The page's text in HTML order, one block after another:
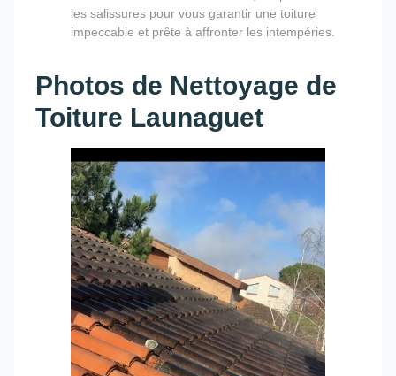
les salissures pour vous garantir une toiture
impeccable et prête à affronter les intempéries.
Photos de Nettoyage de
Toiture Launaguet